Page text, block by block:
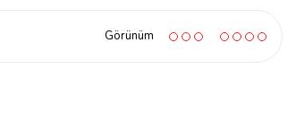
Görünüm